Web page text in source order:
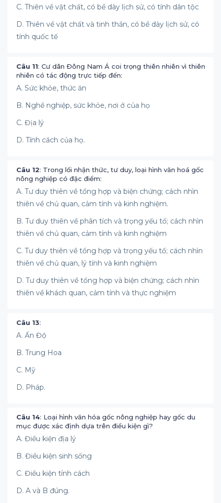
C. Thiên về vật chất, có bề dày lịch sử, có tính dân tộc
D. Thiên về vật chất và tinh thần, có bề dày lịch sử, có
tính quốc tế
Câu 11: Cư dân Đông Nam Á coi trọng thiên nhiên vì thiên
nhiên có tác động trực tiếp đến:
A. Sức khỏe, thức ăn
B. Nghề nghiệp, sức khỏe, nơi ở của họ
C. Địa lý
D. Tính cách của họ.
Câu 12: Trong lối nhận thức, tư duy, loại hình văn hoá gốc
nông nghiệp có đặc điểm:
A. Tư duy thiên về tổng hợp và biện chứng; cách nhìn
thiên về chủ quan, cảm tính và kinh nghiệm.
B. Tư duy thiên về phân tích và trọng yếu tố; cách nhìn
thiên về chủ quan, cảm tính và kinh nghiệm
C. Tư duy thiên về tổng hợp và trọng yếu tố; cách nhìn
thiên về chủ quan, lý tính và kinh nghiệm
D. Tư duy thiên về tổng hợp và biện chứng; cách nhìn
thiên về khách quan, cảm tính và thực nghiệm
Câu 13:
A. Ấn Độ
B. Trung Hoa
C. Mỹ
D. Pháp.
Câu 14: Loại hình văn hóa gốc nông nghiệp hay gốc du
mục được xác định dựa trên điều kiện gì?
A. Điều kiện địa lý
B. Điều kiện sinh sống
C. Điều kiện tính cách
D. A và B đúng.